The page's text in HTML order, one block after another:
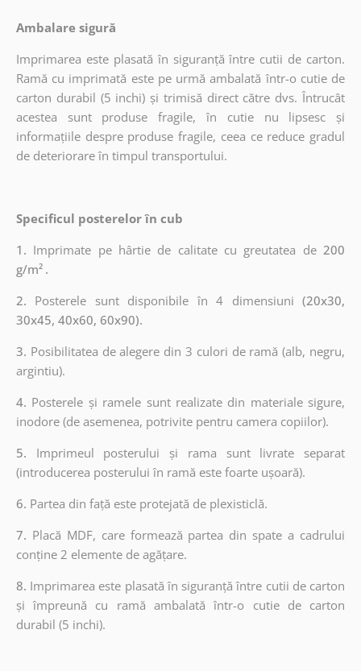
Ambalare sigură
Imprimarea este plasată în siguranță între cutii de carton.
Ramă cu imprimată este pe urmă ambalată într-o cutie de
carton durabil (5 inchi) și trimisă direct către dvs. Întrucât
acestea sunt produse fragile, în cutie nu lipsesc și
informațiile despre produse fragile, ceea ce reduce gradul
de deteriorare în timpul transportului.
Specificul posterelor în cub
1. Imprimate pe hârtie de calitate cu greutatea de200
g/m² .
2. Posterele sunt disponibile în 4 dimensiuni (20x30,
30x45, 40x60, 60x90).
3. Posibilitatea de alegere din 3 culori de ramă (alb, negru,
argintiu).
4. Posterele și ramele sunt realizate din materiale sigure,
inodore (de asemenea, potrivite pentru camera copiilor).
5. Imprimeul posterului și rama sunt livrate separat
(introducerea posterului în ramă este foarte ușoară).
6. Partea din față este protejată de plexisticlă.
7. Placă MDF, care formează partea din spate a cadrului
conține 2 elemente de agățare.
8. Imprimarea este plasată în siguranță între cutii de carton
și împreună cu ramă ambalată într-o cutie de carton
durabil (5 inchi).